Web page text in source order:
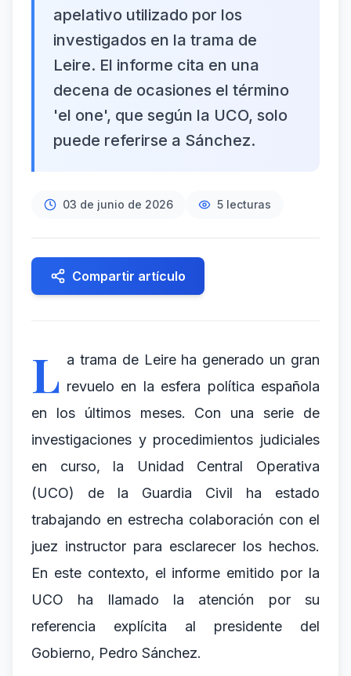
apelativo utilizado por los
investigados en la trama de
Leire. El informe cita en una
decena de ocasiones el término
'el one', que según la UCO, solo
puede referirse a Sánchez.
03 de junio de 2026 5 lecturas
Compartir artículo
L a trama de Leire ha generado un gran
revuelo en la esfera política española
en los últimos meses. Con una serie de
investigaciones y procedimientos judiciales
en curso, la Unidad Central Operativa
(UCO) de la Guardia Civil ha estado
trabajando en estrecha colaboración con el
juez instructor para esclarecer los hechos.
En este contexto, el informe emitido por la
UCO ha llamado la atención por su
referencia explícita al presidente del
Gobierno, Pedro Sánchez.